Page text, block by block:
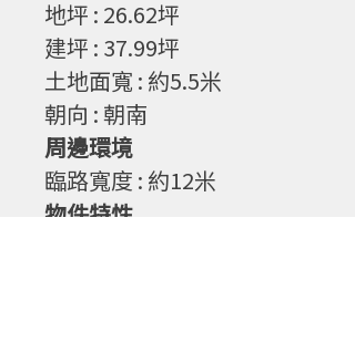
地坪 : 26.62坪
建坪 : 37.99坪
土地面寬 : 約5.5米
朝向 : 朝南
周邊環境
臨路寬度 : 約12米
物件特性